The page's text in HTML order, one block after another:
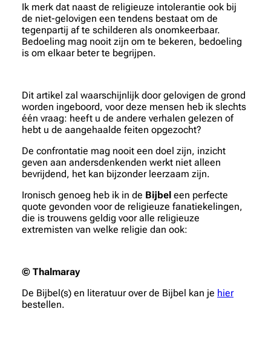
Ik merk dat naast de religieuze intolerantie ook bij
de niet-gelovigen een tendens bestaat om de
tegenpartij af te schilderen als onomkeerbaar.
Bedoeling mag nooit zijn om te bekeren, bedoeling
is om elkaar beter te begrijpen.
Dit artikel zal waarschijnlijk door gelovigen de grond
worden ingeboord, voor deze mensen heb ik slechts
één vraag: heeft u de andere verhalen gelezen of
hebt u de aangehaalde feiten opgezocht?
De confrontatie mag nooit een doel zijn, inzicht
geven aan andersdenkenden werkt niet alleen
bevrijdend, het kan bijzonder leerzaam zijn.
Ironisch genoeg heb ik in de Bijbel een perfecte
quote gevonden voor de religieuze fanatiekelingen,
die is trouwens geldig voor alle religieuze
extremisten van welke religie dan ook:
© Thalmaray
De Bijbel(s) en literatuur over de Bijbel kan je hier
bestellen.